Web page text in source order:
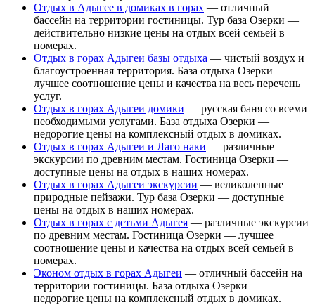
Отдых в Адыгее в домиках в горах — отличный
бассейн на территории гостиницы. Тур база Озерки —
действительно низкие цены на отдых всей семьей в
номерах.
Отдых в горах Адыгеи базы отдыха — чистый воздух и
благоустроенная территория. База отдыха Озерки —
лучшее соотношение цены и качества на весь перечень
услуг.
Отдых в горах Адыгеи домики — русская баня со всеми
необходимыми услугами. База отдыха Озерки —
недорогие цены на комплексный отдых в домиках.
Отдых в горах Адыгеи и Лаго наки — различные
экскурсии по древним местам. Гостиница Озерки —
доступные цены на отдых в наших номерах.
Отдых в горах Адыгеи экскурсии — великолепные
природные пейзажи. Тур база Озерки — доступные
цены на отдых в наших номерах.
Отдых в горах с детьми Адыгея — различные экскурсии
по древним местам. Гостиница Озерки — лучшее
соотношение цены и качества на отдых всей семьей в
номерах.
Эконом отдых в горах Адыгеи — отличный бассейн на
территории гостиницы. База отдыха Озерки —
недорогие цены на комплексный отдых в домиках.